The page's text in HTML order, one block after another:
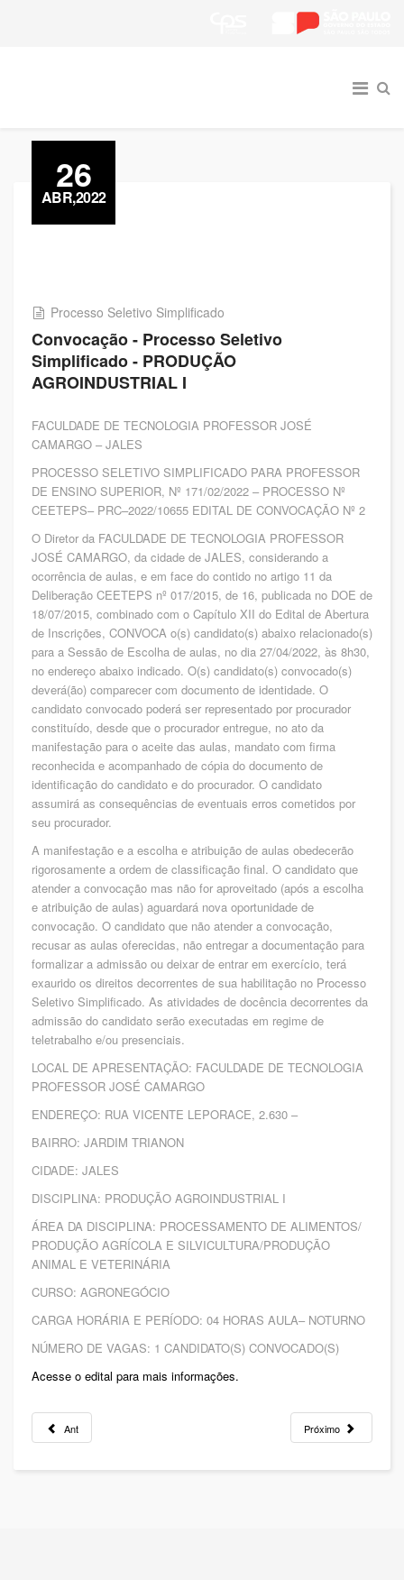
26
ABR,2022
Processo Seletivo Simplificado
Convocação - Processo Seletivo
Simplificado - PRODUÇÃO
AGROINDUSTRIAL I
FACULDADE DE TECNOLOGIA PROFESSOR JOSÉ
CAMARGO – JALES
PROCESSO SELETIVO SIMPLIFICADO PARA PROFESSOR
DE ENSINO SUPERIOR, Nº 171/02/2022 – PROCESSO Nº
CEETEPS– PRC–2022/10655 EDITAL DE CONVOCAÇÃO Nº 2
O Diretor da FACULDADE DE TECNOLOGIA PROFESSOR
JOSÉ CAMARGO, da cidade de JALES, considerando a
ocorrência de aulas, e em face do contido no artigo 11 da
Deliberação CEETEPS nº 017/2015, de 16, publicada no DOE de
18/07/2015, combinado com o Capítulo XII do Edital de Abertura
de Inscrições, CONVOCA o(s) candidato(s) abaixo relacionado(s)
para a Sessão de Escolha de aulas, no dia 27/04/2022, às 8h30,
no endereço abaixo indicado. O(s) candidato(s) convocado(s)
deverá(ão) comparecer com documento de identidade. O
candidato convocado poderá ser representado por procurador
constituído, desde que o procurador entregue, no ato da
manifestação para o aceite das aulas, mandato com firma
reconhecida e acompanhado de cópia do documento de
identificação do candidato e do procurador. O candidato
assumirá as consequências de eventuais erros cometidos por
seu procurador.
A manifestação e a escolha e atribuição de aulas obedecerão
rigorosamente a ordem de classificação final. O candidato que
atender a convocação mas não for aproveitado (após a escolha
e atribuição de aulas) aguardará nova oportunidade de
convocação. O candidato que não atender a convocação,
recusar as aulas oferecidas, não entregar a documentação para
formalizar a admissão ou deixar de entrar em exercício, terá
exaurido os direitos decorrentes de sua habilitação no Processo
Seletivo Simplificado. As atividades de docência decorrentes da
admissão do candidato serão executadas em regime de
teletrabalho e/ou presenciais.
LOCAL DE APRESENTAÇÃO: FACULDADE DE TECNOLOGIA
PROFESSOR JOSÉ CAMARGO
ENDEREÇO: RUA VICENTE LEPORACE, 2.630 –
BAIRRO: JARDIM TRIANON
CIDADE: JALES
DISCIPLINA: PRODUÇÃO AGROINDUSTRIAL I
ÁREA DA DISCIPLINA: PROCESSAMENTO DE ALIMENTOS/
PRODUÇÃO AGRÍCOLA E SILVICULTURA/PRODUÇÃO
ANIMAL E VETERINÁRIA
CURSO: AGRONEGÓCIO
CARGA HORÁRIA E PERÍODO: 04 HORAS AULA– NOTURNO
NÚMERO DE VAGAS: 1 CANDIDATO(S) CONVOCADO(S)
Acesse o edital para mais informações.
Ant Próximo